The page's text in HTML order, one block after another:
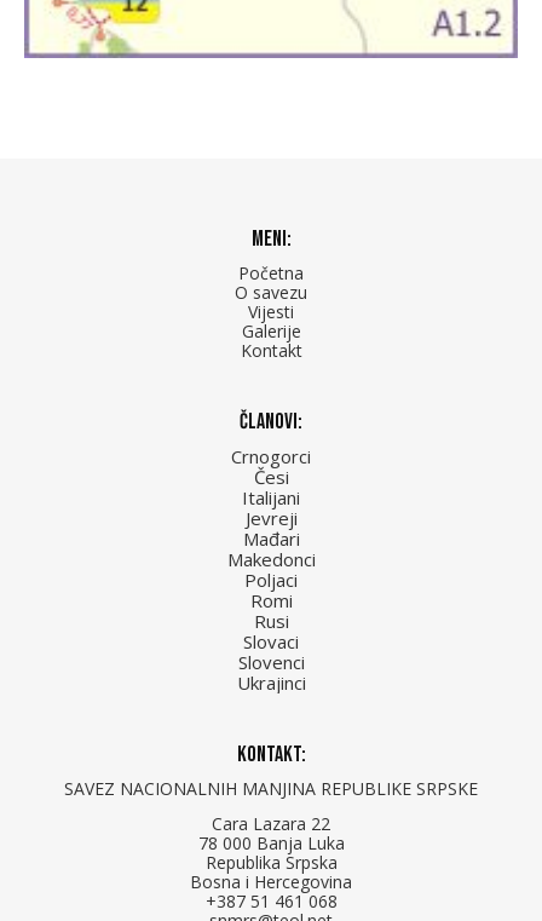
Meni:
Početna
O savezu
Vijesti
Galerije
Kontakt
Članovi:
Crnogorci
Česi
Italijani
Jevreji
Mađari
Makedonci
Poljaci
Romi
Rusi
Slovaci
Slovenci
Ukrajinci
Kontakt:
SAVEZ NACIONALNIH MANJINA REPUBLIKE SRPSKE
Cara Lazara 22
78 000 Banja Luka
Republika Srpska
Bosna i Hercegovina
+387 51 461 068